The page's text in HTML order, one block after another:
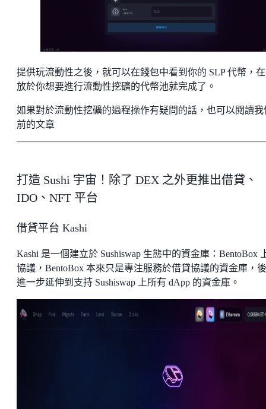
提供玩流動性之後，就可以在錢包中看到你的 SLP 代幣，
放於你想要進行流動性挖礦的代幣池就完成了。
如果對於流動性挖礦的過程操作有疑問的話，也可以閱讀我
前的文章
打造 Sushi 宇宙！除了 DEX 之外更推出借貸、
IDO、NFT 平台
借貸平台 Kashi
Kashi 是一個建立於 Sushiswap 生態中的資金庫：BentoBox
協議，BentoBox 本來只是專注服務於借貸協議的資金庫，
進一步延伸到支持 Sushiswap 上所有 dApp 的資金庫。